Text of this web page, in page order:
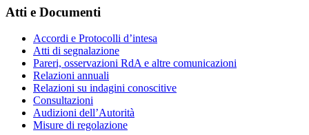
Atti e Documenti
Accordi e Protocolli d’intesa
Atti di segnalazione
Pareri, osservazioni RdA e altre comunicazioni
Relazioni annuali
Relazioni su indagini conoscitive
Consultazioni
Audizioni dell’Autorità
Misure di regolazione